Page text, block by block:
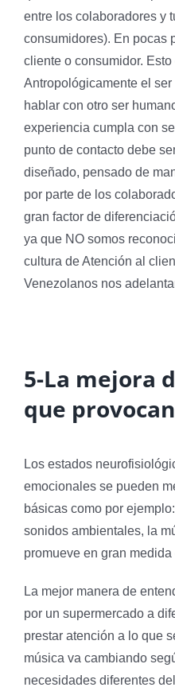
entre los colaboradores y
consumidores). En pocas
cliente o consumidor.
Antropológicamente el
hablar con otro ser
experiencia cumpla con
punto de contacto debe
diseñado, pensado de
por parte de los
gran factor de
ya que NO somos
cultura de Atención al
Venezolanos nos
5-La mejora
que
Los estados
emocionales se pueden
básicas como por
sonidos ambientales, la
promueve en gran
La mejor manera de
por un supermercado a
prestar atención a lo que
música va cambiando
necesidades diferentes